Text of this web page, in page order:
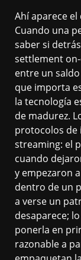
Ahí aparece
Cuando una
saber si
settlement
entre un
que importa
la tecnología
de madurez.
protocolos de
streaming: el
cuando
y empezaron
dentro de un
a verse un
desaparece;
ponerla en
razonable a